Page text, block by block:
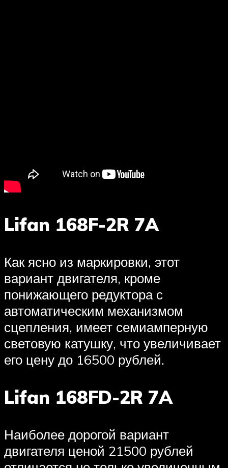
Lifan 168F-2R 7A
Как ясно из маркировки, этот
вариант двигателя, кроме
понижающего редуктора с
автоматическим механизмом
сцепления, имеет семиамперную
световую катушку, что увеличивает
его цену до 16500 рублей.
Lifan 168FD-2R 7A
Наиболее дорогой вариант
двигателя ценой 21500 рублей